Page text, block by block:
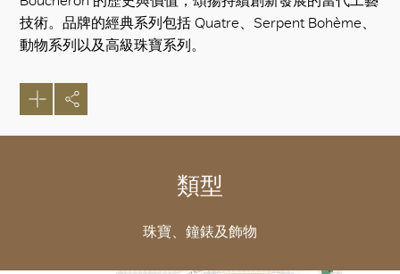
技術。品牌的經典系列包括 Quatre、Serpent Bohème、
動物系列以及高級珠寶系列。
類型
珠寶、鐘錶及飾物